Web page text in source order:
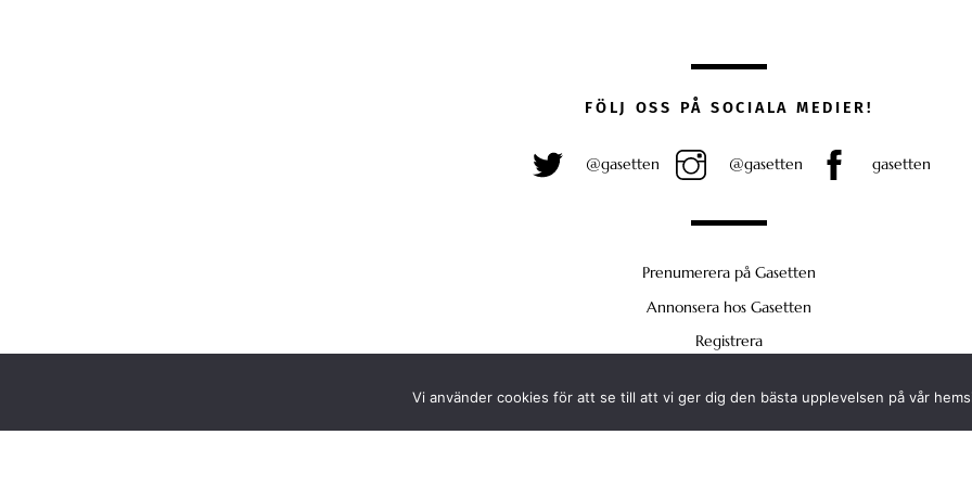
FÖLJ OSS PÅ SOCIALA MEDIER!
@gasetten @gasetten gasetten
Prenumerera på Gasetten
Annonsera hos Gasetten
Registrera
Vi använder cookies för att se till att vi ger dig den bästa upplevelsen på vår